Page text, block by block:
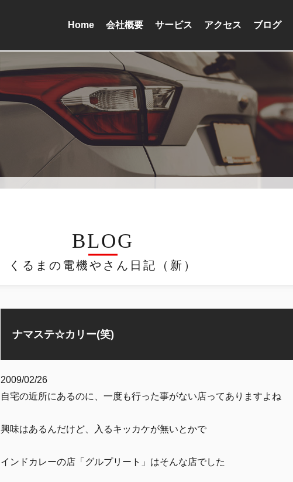
Home 会社概要 サービス アクセス ブログ
BLOG
くるまの電機やさん日記（新）
ナマステ☆カリー(笑)
2009/02/26
自宅の近所にあるのに、一度も行った事がない店ってありますよね
興味はあるんだけど、入るキッカケが無いとかで
インドカレーの店「グルプリート」はそんな店でした